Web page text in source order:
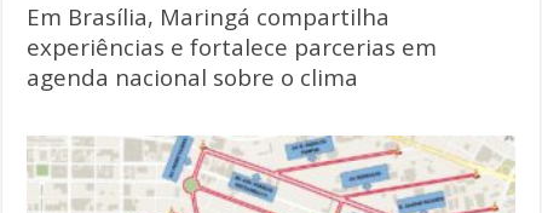
Em Brasília, Maringá compartilha
experiências e fortalece parcerias em
agenda nacional sobre o clima